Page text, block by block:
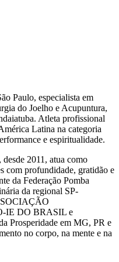
Paulo, especialista em
do Joelho e Acupuntura,
Atleta profissional
Latina na categoria
e espiritualidade.
2011, atua como
com profundidade, gratidão e
da Federação Pomba
da regional SP-
IE DO BRASIL e
Prosperidade em MG, PR e
no corpo, na mente e na